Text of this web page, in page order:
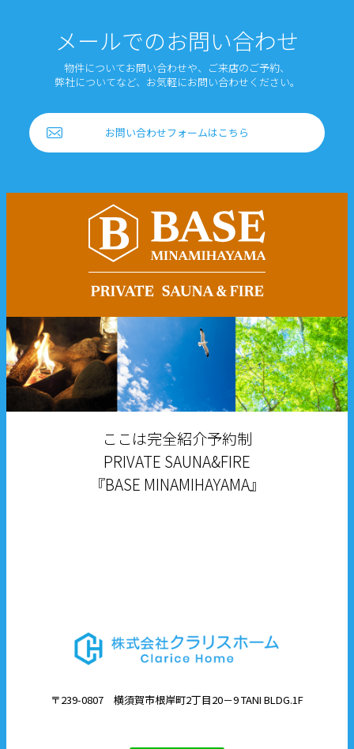
メールでのお問い合わせ
物件についてお問い合わせや、ご来店のご予約、
弊社についてなど、お気軽にお問い合わせください。
お問い合わせフォームはこちら
ここは完全紹介予約制
PRIVATE SAUNA&FIRE
『BASE MINAMIHAYAMA』
〒239-0807 横須賀市根岸町2丁目20－9 TANI BLDG.1F